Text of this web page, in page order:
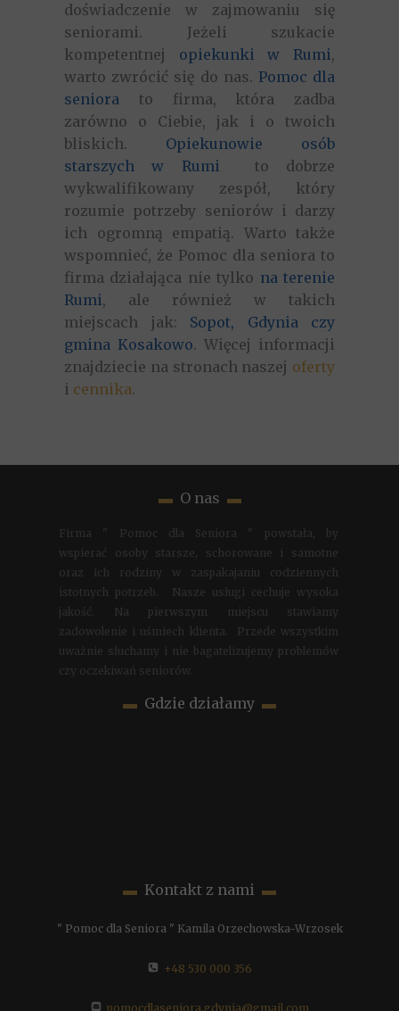
doświadczenie w zajmowaniu się
seniorami. Jeżeli szukacie
kompetentnej opiekunki w Rumi,
warto zwrócić się do nas. Pomoc dla
seniora to firma, która zadba
zarówno o Ciebie, jak i o twoich
bliskich. Opiekunowie osób
starszych w Rumi
to dobrze
wykwalifikowany zespół, który
rozumie potrzeby seniorów i darzy
ich ogromną empatią. Warto także
wspomnieć, że Pomoc dla seniora to
firma działająca nie tylko na terenie
Rumi, ale również w takich
miejscach jak: Sopot, Gdynia czy
gmina Kosakowo. Więcej informacji
znajdziecie na stronach naszej oferty
i cennika.
▬ O nas ▬
Firma " Pomoc dla Seniora " powstała, by
wspierać osoby starsze, schorowane i samotne
oraz ich rodziny w zaspakajaniu codziennych
istotnych potrzeb. Nasze usługi cechuje wysoka
jakość. Na pierwszym miejscu stawiamy
zadowolenie i uśmiech klienta. Przede wszystkim
uważnie słuchamy i nie bagatelizujemy problemów
czy oczekiwań seniorów.
▬ Gdzie działamy ▬
▬ Kontakt z nami ▬
" Pomoc dla Seniora " Kamila Orzechowska-Wrzosek
+48 530 000 356
pomocdlaseniora.gdynia@gmail.com